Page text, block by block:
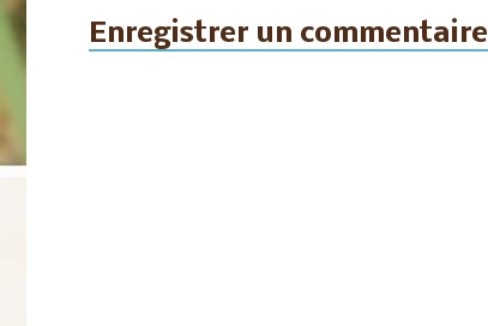
Enregistrer un commentaire